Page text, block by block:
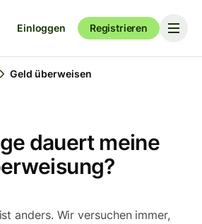
Einloggen Registrieren
Geld überweisen
dauert meine
anders. Wir versuchen immer,